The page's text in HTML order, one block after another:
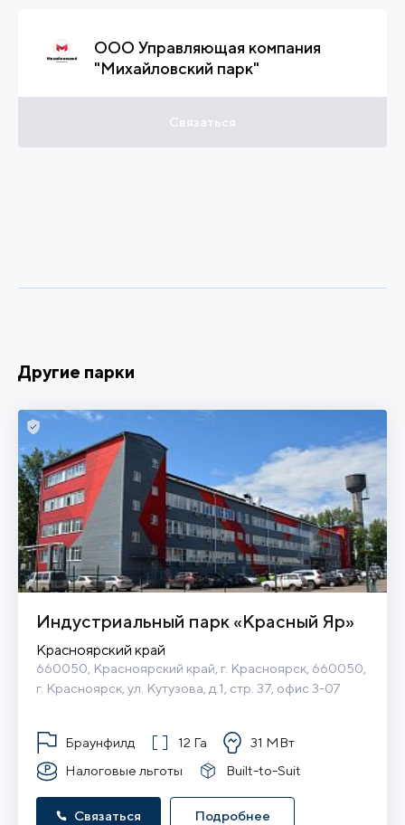
ООО Управляющая компания
"Михайловский парк"
Связаться
Другие парки
Индустриальный парк «Красный Яр»
Красноярский край
660050, Красноярский край, г. Красноярск, 660050,
г. Красноярск, ул. Кутузова, д.1, стр. 37, офис 3-07
Браунфилд 12 Га
31 МВт
Налоговые льготы
Built-to-Suit
Связаться Подробнее